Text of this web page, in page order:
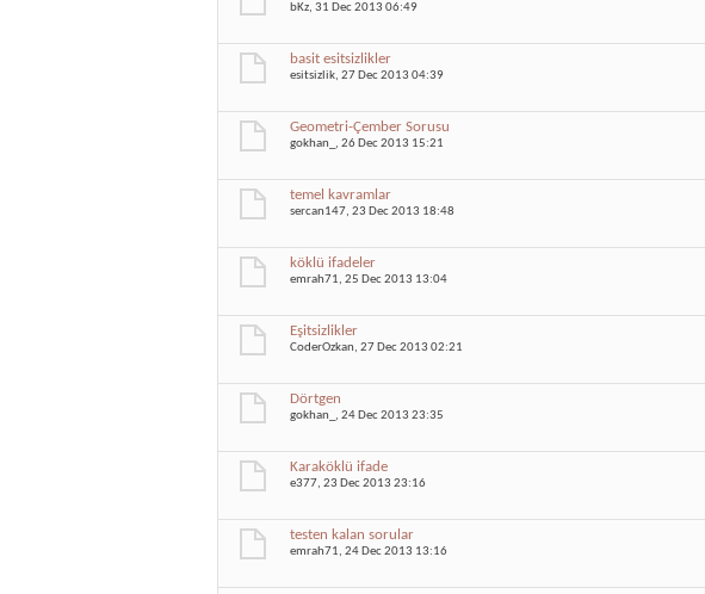
bKz, 31 Dec 2013 06:49
basit esitsizlikler
esitsizlik, 27 Dec 2013 04:39
Geometri-Çember Sorusu
gokhan_ , 26 Dec 2013 15:21
temel kavramlar
sercan147, 23 Dec 2013 18:48
köklü ifadeler
emrah71, 25 Dec 2013 13:04
Eşitsizlikler
CoderOzkan, 27 Dec 2013 02:21
Dörtgen
gokhan_ , 24 Dec 2013 23:35
Karaköklü ifade
e377, 23 Dec 2013 23:16
testen kalan sorular
emrah71, 24 Dec 2013 13:16